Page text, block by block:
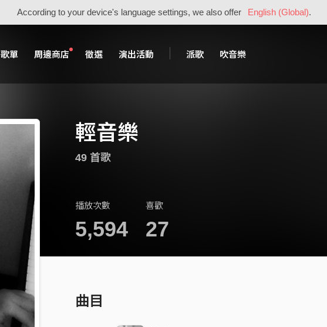
According to your device's language settings, we also offer English (Global).
歌單 周邊商店 徵選 演出活動 派歌 吹音樂
輕音樂
49 首歌
播放次數
5,594
喜歡
27
曲目